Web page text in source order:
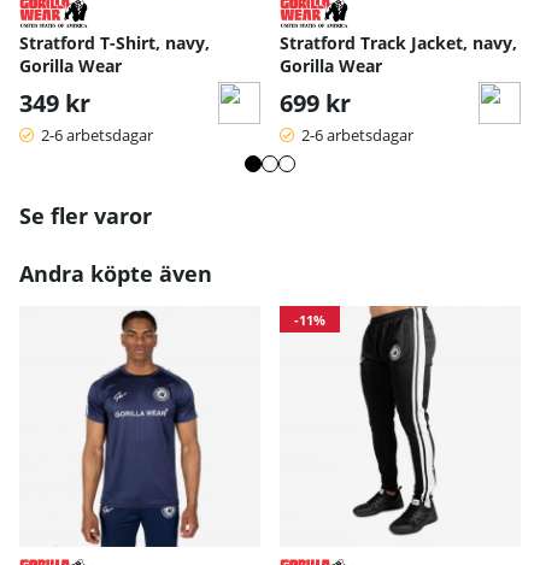
Stratford T-Shirt, navy,
Gorilla Wear
349 kr
2-6 arbetsdagar
Stratford Track Jacket, navy,
Gorilla Wear
699 kr
2-6 arbetsdagar
Se fler varor
Andra köpte även
-11%